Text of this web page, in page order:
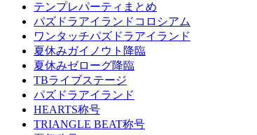
テンプレパーティまとめ
パズドラアイランドコロシアム
ワンタッチパズドラアイランド
夏休みガイノウト降臨
夏休みゼローグ降臨
TBライブステージ
パズドラアイランド
HEARTS称号
TRIANGLE BEAT称号